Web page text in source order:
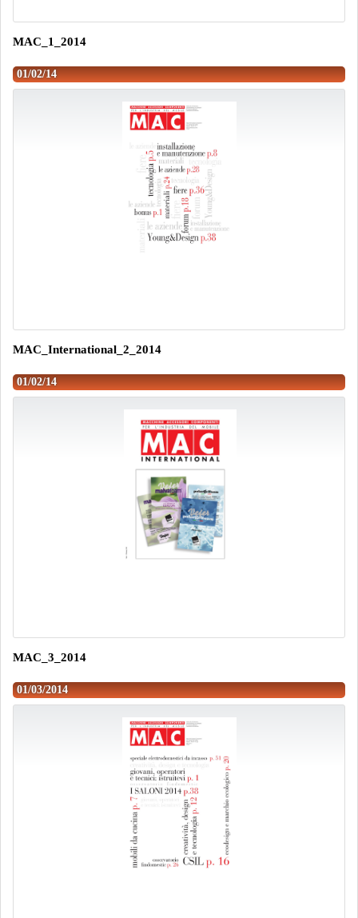
MAC_1_2014
01/02/14
MAC_International_2_2014
01/02/14
MAC_3_2014
01/03/2014